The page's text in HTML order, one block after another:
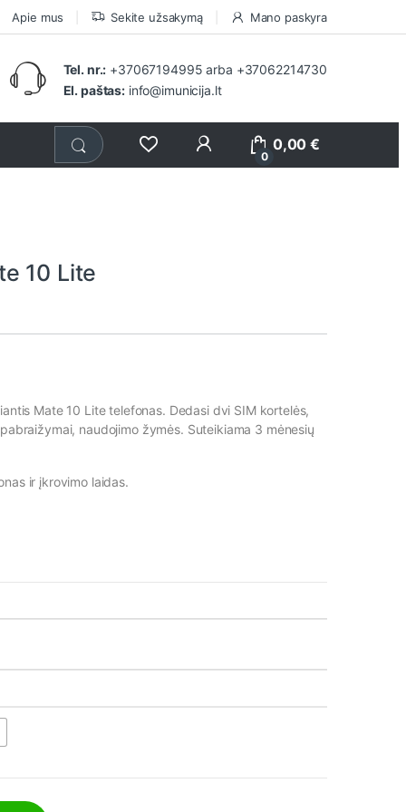
Apie mus Sekite užsakymą Mano paskyra
Tel. nr.: +37067194995 arba +37062214730
El. paštas: info@imunicija.lt
0
0,00€
10 Lite
Mate 10 Lite telefonas. Dedasi dvi SIM kortelės,
naudojimo žymės. Suteikiama 3 mėnesių
ir įkrovimo laidas.